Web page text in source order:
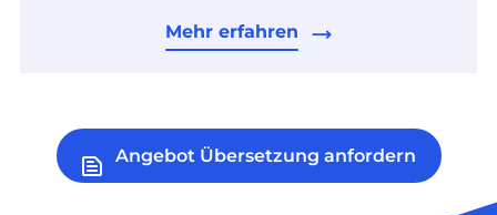
Mehr erfahren
Angebot Übersetzung anfordern